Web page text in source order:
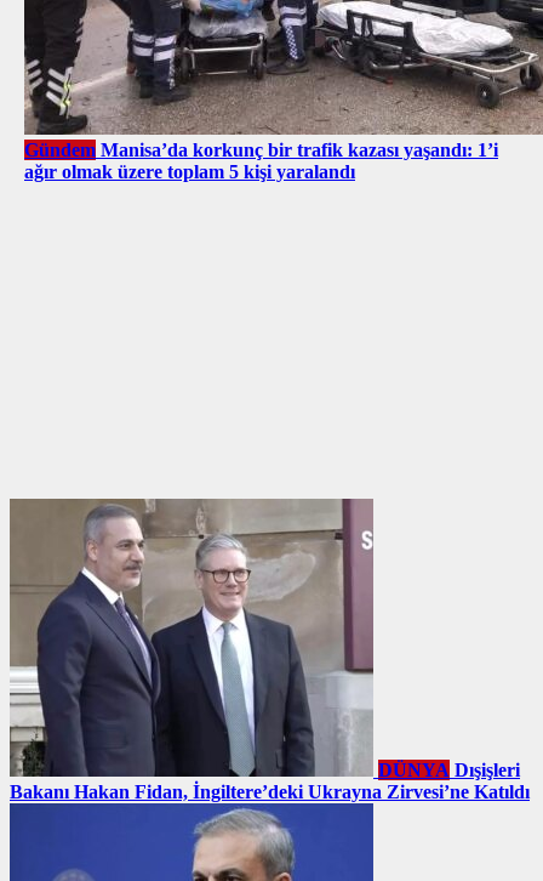
Gündem Manisa’da korkunç bir trafik kazası yaşandı: 1’i
ağır olmak üzere toplam 5 kişi yaralandı
DÜNYA Dışişleri
Bakanı Hakan Fidan, İngiltere’deki Ukrayna Zirvesi’ne Katıldı